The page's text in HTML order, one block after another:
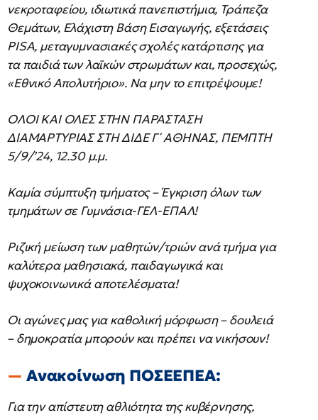
νεκροταφείου, ιδιωτικά πανεπιστήμια, Τράπεζα
Θεμάτων, Ελάχιστη Βάση Εισαγωγής, εξετάσεις
PISA, μεταγυμνασιακές σχολές κατάρτισης για
τα παιδιά των λαϊκών στρωμάτων και, προσεχώς,
«Εθνικό Απολυτήριο». Να μην το επιτρέψουμε!
ΟΛΟΙ ΚΑΙ ΟΛΕΣ ΣΤΗΝ ΠΑΡΑΣΤΑΣΗ
ΔΙΑΜΑΡΤΥΡΙΑΣ ΣΤΗ ΔΙΔΕ Γ΄ ΑΘΗΝΑΣ, ΠΕΜΠΤΗ
5/9/’24, 12.30 μ.μ.
Καμία σύμπτυξη τμήματος – Έγκριση όλων των
τμημάτων σε Γυμνάσια-ΓΕΛ-ΕΠΑΛ!
Ριζική μείωση των μαθητών/τριών ανά τμήμα για
καλύτερα μαθησιακά, παιδαγωγικά και
ψυχοκοινωνικά αποτελέσματα!
Οι αγώνες μας για καθολική μόρφωση – δουλειά
– δημοκρατία μπορούν και πρέπει να νικήσουν!
Ανακοίνωση ΠΟΣΕΕΠΕΑ:
Για την απίστευτη αθλιότητα της κυβέρνησης,